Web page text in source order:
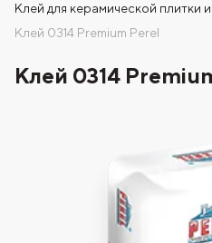
Клей для керамической плитки
Клей 0314 Premium Perel
Клей 0314